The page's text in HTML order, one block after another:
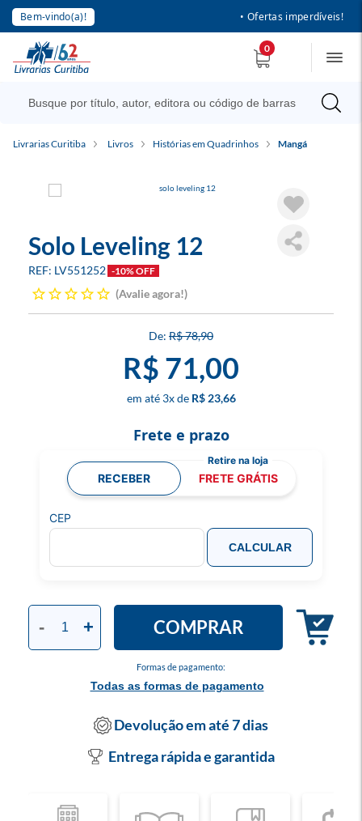
Bem-vindo(a)! • Ofertas imperdíveis!
0
Livrarias Curitiba Livros Histórias em Quadrinhos Mangá
Solo Leveling 12
LV551252 -10% OFF
Avalie agora!
R$ 78,90
R$ 71,00
3x R$ 23,66
Formas de pagamento:
Todas as formas de pagamento
- + COMPRAR
Frete e prazo
RECEBER FRETE GRÁTIS
CEP
CALCULAR
Devolução em até 7 dias
Entrega rápida e garantida